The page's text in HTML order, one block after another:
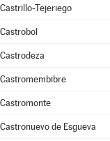
Castrillo-Tejeriego
Castrobol
Castrodeza
Castromembibre
Castromonte
Castronuevo de Esgueva